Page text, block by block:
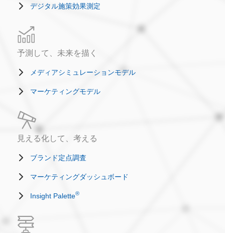
デジタル施策効果測定
予測して、未来を描く
メディアシミュレーションモデル
マーケティングモデル
見える化して、考える
ブランド定点調査
マーケティングダッシュボード
Insight Palette®